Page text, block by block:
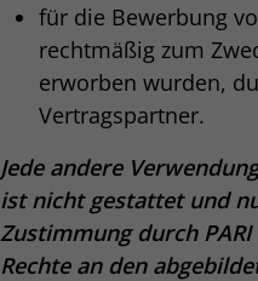
für die Bewerbung
rechtmäßig zum
erworben wurden,
Vertragspartner.
Jede andere
ist nicht gestattet und
Zustimmung durch
Rechte an den